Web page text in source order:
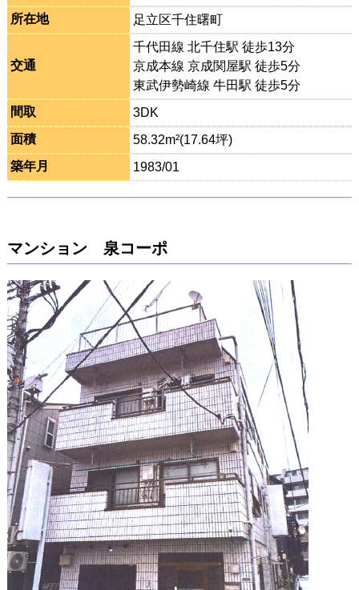
所在地
足立区千住曙町
交通
千代田線 北千住駅 徒歩13分
京成本線 京成関屋駅 徒歩5分
東武伊勢崎線 牛田駅 徒歩5分
間取
3DK
面積
58.32m²(17.64坪)
築年月
1983/01
マンション 泉コーポ